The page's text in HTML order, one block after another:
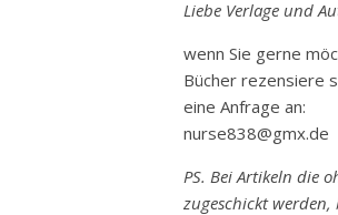
Liebe Verlage und
wenn Sie gerne
Bücher rezensiere
eine Anfrage an:
nurse838@gmx.de
PS. Bei Artikeln die
zugeschickt